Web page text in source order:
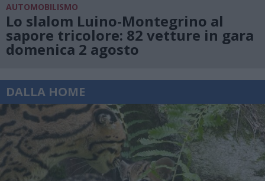
AUTOMOBILISMO
Lo slalom Luino-Montegrino al
sapore tricolore: 82 vetture in gara
domenica 2 agosto
DALLA HOME